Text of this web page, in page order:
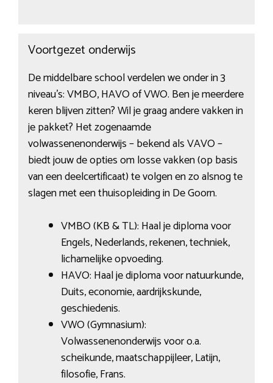
Voortgezet onderwijs
De middelbare school verdelen we onder in 3
niveau’s: VMBO, HAVO of VWO. Ben je meerdere
keren blijven zitten? Wil je graag andere vakken in
je pakket? Het zogenaamde
volwassenenonderwijs – bekend als VAVO –
biedt jouw de opties om losse vakken (op basis
van een deelcertificaat) te volgen en zo alsnog te
slagen met een thuisopleiding in De Goorn.
VMBO (KB & TL): Haal je diploma voor
Engels, Nederlands, rekenen, techniek,
lichamelijke opvoeding.
HAVO: Haal je diploma voor natuurkunde,
Duits, economie, aardrijkskunde,
geschiedenis.
VWO (Gymnasium):
Volwassenenonderwijs voor o.a.
scheikunde, maatschappijleer, Latijn,
filosofie, Frans.